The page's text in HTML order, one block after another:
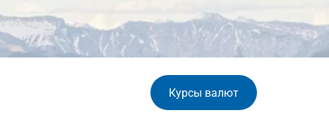
Курсы валют